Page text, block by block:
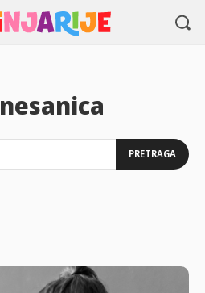
nesanica
PRETRAGA